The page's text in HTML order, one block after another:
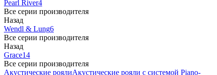
Pearl River4
Все серии производителя
Назад
Wendl & Lung6
Все серии производителя
Назад
Grace14
Все серии производителя
Акустические роялиАкустические рояли с системой Piano-